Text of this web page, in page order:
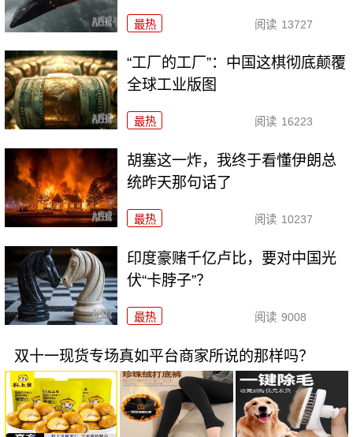
最热 阅读 13727
“工厂的工厂”：中国这棋彻底颠覆
全球工业版图
最热 阅读 16223
胡塞这一炸，我终于看懂伊朗总
统昨天那句话了
最热 阅读 10237
印度豪赌千亿卢比，要对中国光
伏“卡脖子”？
最热 阅读 9008
双十一现货专场真如平台商家所说的那样吗？